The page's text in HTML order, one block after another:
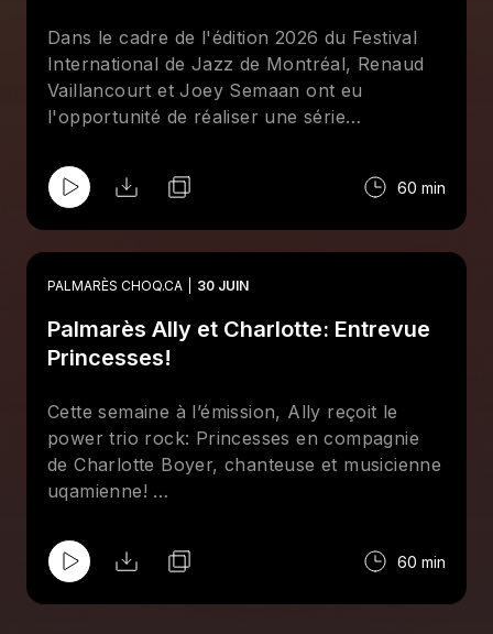
Dans le cadre de l'édition 2026 du Festival
International de Jazz de Montréal, Renaud
Vaillancourt et Joey Semaan ont eu
l'opportunité de réaliser une série
de notre cubicule installé à la Place des
Festivals, ils ont reçu Brad Barr, chanteur et
Jensen, saxophoniste jazz de renom, ainsi
que Lia Kurihara, Éloi Le Blanc-Ringuette et
Ride.
60 min
PALMARÈS CHOQ.CA 30 JUIN
Palmarès Ally et Charlotte: Entrevue
Princesses!
Cette semaine à l’émission, Ally reçoit le
power trio rock: Princesses en compagnie
de Charlotte Boyer, chanteuse et musicienne
uqamienne!
Philippe Thibeault-Desbiens ! Vous aurez la
chance d’écouter sur nos ondes leur
60 min